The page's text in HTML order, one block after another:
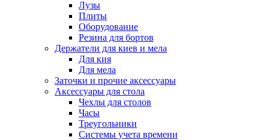
Лузы
Плиты
Оборудование
Резина для бортов
Держатели для киев и мела
Для кия
Для мела
Заточки и прочие аксессуары
Аксессуары для стола
Чехлы для столов
Часы
Треугольники
Системы учета времени